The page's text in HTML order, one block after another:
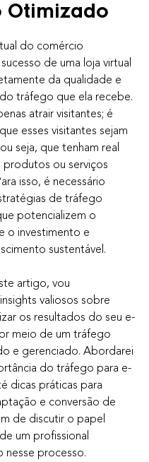
Otimizado
NaN de 5 estrelas.
do comércio
de uma loja virtual
da qualidade e
tráfego que ela recebe.
atrair visitantes; é
esses visitantes sejam
seja, que tenham real
produtos ou serviços
isso, é necessário
de tráfego
potencializem o
o investimento e
sustentável.
artigo, vou
valiosos sobre
os resultados do seu e-
meio de um tráfego
e gerenciado. Abordarei
do tráfego para e-
dicas práticas para
e conversão de
de discutir o papel
um profissional
nesse processo.